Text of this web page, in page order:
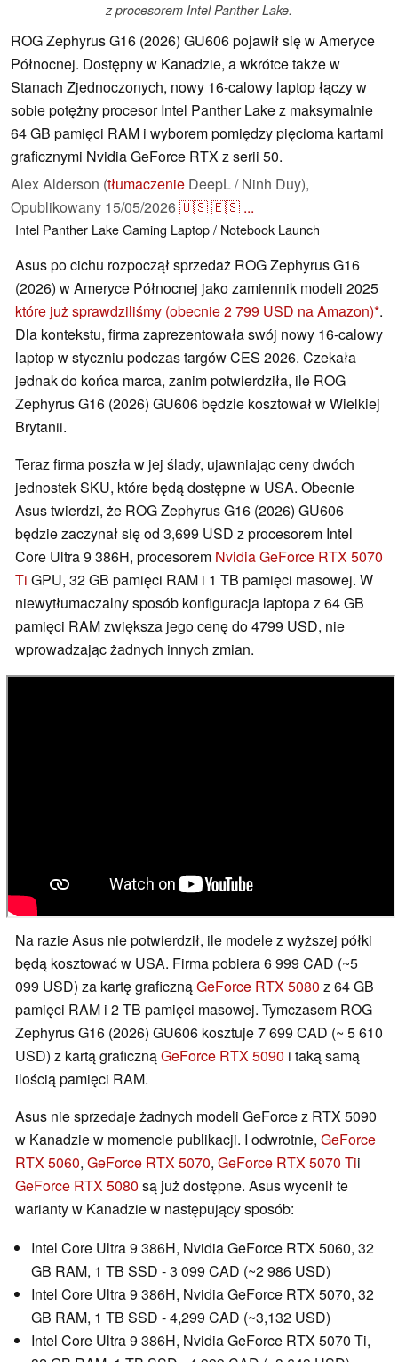
z procesorem Intel Panther Lake.
ROG Zephyrus G16 (2026) GU606 pojawił się w Ameryce
Północnej. Dostępny w Kanadzie, a wkrótce także w
Stanach Zjednoczonych, nowy 16-calowy laptop łączy w
sobie potężny procesor Intel Panther Lake z maksymalnie
64 GB pamięci RAM i wyborem pomiędzy pięcioma kartami
graficznymi Nvidia GeForce RTX z serii 50.
Alex Alderson (tłumaczenie DeepL / Ninh Duy),
Opublikowany 15/05/2026🇺🇸🇪🇸 ...
Intel Panther LakeGaming Laptop / Notebook Launch
Asus po cichu rozpoczął sprzedaż ROG Zephyrus G16
(2026) w Ameryce Północnej jako zamiennik modeli 2025
które już sprawdziliśmy (obecnie 2 799 USD na Amazon) .
Dla kontekstu, firma zaprezentowała swój nowy 16-calowy
laptop w styczniu podczas targów CES 2026. Czekała
jednak do końca marca, zanim potwierdziła, ile ROG
Zephyrus G16 (2026) GU606 będzie kosztował w Wielkiej
Brytanii.
Teraz firma poszła w jej ślady, ujawniając ceny dwóch
jednostek SKU, które będą dostępne w USA. Obecnie
Asus twierdzi, że ROG Zephyrus G16 (2026) GU606
będzie zaczynał się od 3,699 USD z procesorem Intel
Core Ultra 9 386H, procesorem Nvidia GeForce RTX 5070
Ti GPU, 32 GB pamięci RAM i 1 TB pamięci masowej. W
niewytłumaczalny sposób konfiguracja laptopa z 64 GB
pamięci RAM zwiększa jego cenę do 4799 USD, nie
wprowadzając żadnych innych zmian.
Na razie Asus nie potwierdził, ile modele z wyższej półki
będą kosztować w USA. Firma pobiera 6 999 CAD (~5
099 USD) za kartę graficznąGeForce RTX 5080 z 64 GB
pamięci RAM i 2 TB pamięci masowej. Tymczasem ROG
Zephyrus G16 (2026) GU606 kosztuje 7 699 CAD (~ 5 610
USD) z kartą graficznąGeForce RTX 5090 i taką samą
ilością pamięci RAM.
Asus nie sprzedaje żadnych modeli GeForce z RTX 5090
w Kanadzie w momencie publikacji. I odwrotnie, GeForce
RTX 5060, GeForce RTX 5070, GeForce RTX 5070 Tii
GeForce RTX 5080 są już dostępne. Asus wycenił te
warianty w Kanadzie w następujący sposób:
Intel Core Ultra 9 386H, Nvidia GeForce RTX 5060, 32
GB RAM, 1 TB SSD - 3 099 CAD (~2 986 USD)
Intel Core Ultra 9 386H, Nvidia GeForce RTX 5070, 32
GB RAM, 1 TB SSD - 4,299 CAD (~3,132 USD)
Intel Core Ultra 9 386H, Nvidia GeForce RTX 5070 Ti,